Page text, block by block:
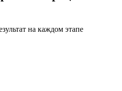
на каждом этапе